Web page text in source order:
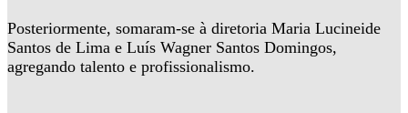
Posteriormente, somaram-se à diretoria Maria Lucineide
Santos de Lima e Luís Wagner Santos Domingos,
agregando talento e profissionalismo.